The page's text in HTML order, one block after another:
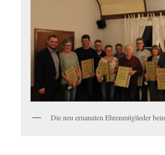
Die neu ernannten Ehrenmitglieder